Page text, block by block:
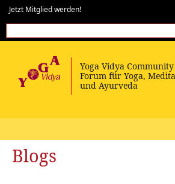
Jetzt Mitglied werden!
Blogs